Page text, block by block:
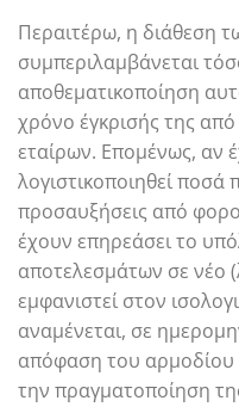
Περαιτέρω, η διάθεση
συμπεριλαμβάνεται
αποθεματικοποίηση
χρόνο έγκρισής της
εταίρων. Επομένως, αν
λογιστικοποιηθεί
προσαυξήσεις από
έχουν επηρεάσει το
αποτελεσμάτων σε νέο
εμφανιστεί στον
αναμένεται, σε
απόφαση του αρμοδίου
την πραγματοποίηση